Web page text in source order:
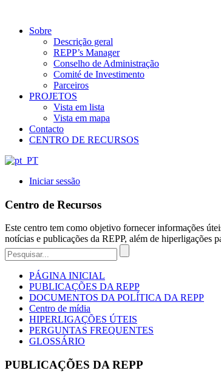
Sobre
Descrição geral
REPP’s Manager
Conselho de Administração
Comité de Investimento
Parceiros
PROJETOS
Vista em lista
Vista em mapa
Contacto
CENTRO DE RECURSOS
Iniciar sessão
Centro de Recursos
Este centro tem como objetivo fornecer informações
notícias e publicações da REPP, além de hiperligações
PÁGINA INICIAL
PUBLICAÇÕES DA REPP
DOCUMENTOS DA POLÍTICA DA REPP
Centro de mídia
HIPERLIGAÇÕES ÚTEIS
PERGUNTAS FREQUENTES
GLOSSÁRIO
PUBLICAÇÕES DA REPP